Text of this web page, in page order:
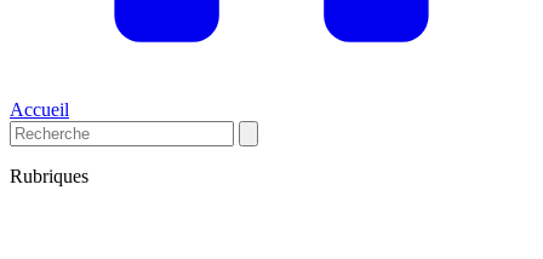
Accueil
Rubriques